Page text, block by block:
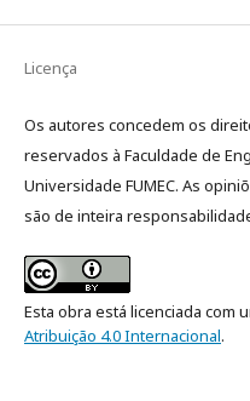
Licença
Os autores concedem os
reservados à Faculdade de
Universidade FUMEC. As
são de inteira
Esta obra está licenciada com
Atribuição 4.0 Internacional.